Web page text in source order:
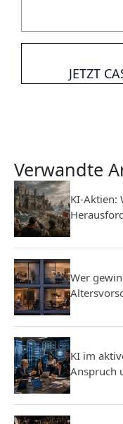
JETZT
Verwandte
KI-Aktien:
Wer
KI im
Anspruch